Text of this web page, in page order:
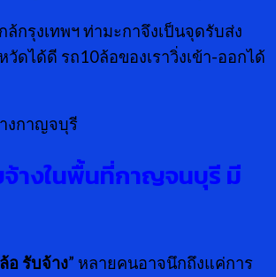
ล้กรุงเทพฯ ท่ามะกาจึงเป็นจุดรับส่ง
วัดได้ดี รถ10ล้อของเราวิ่งเข้า-ออกได้
จ้างในพื้นที่กาญจนบุรี มี
อ รับจ้าง” หลายคนอาจนึกถึงแค่การ